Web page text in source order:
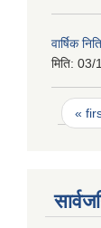
वार्षिक
मिति: 03/
«